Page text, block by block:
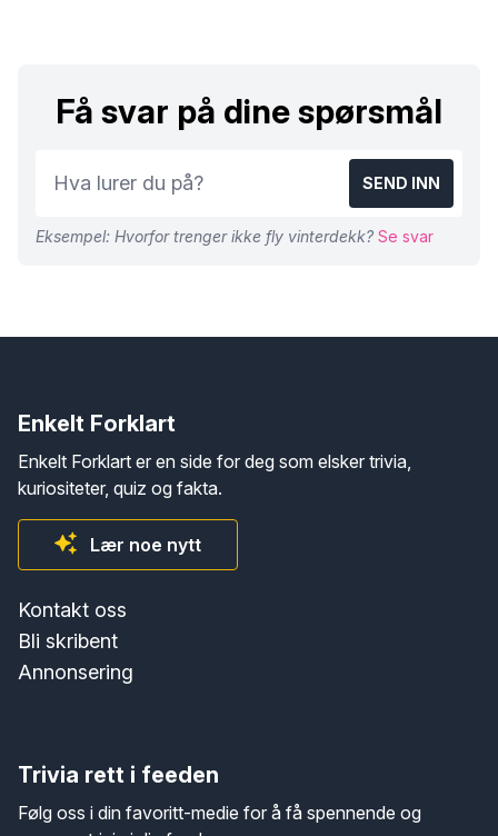
Få svar på dine spørsmål
SEND INN
Eksempel: Hvorfor trenger ikke fly vinterdekk? Se svar
Enkelt Forklart
Enkelt Forklart er en side for deg som elsker trivia,
kuriositeter, quiz og fakta.
Lær noe nytt
Kontakt oss
Bli skribent
Annonsering
Trivia rett i feeden
Følg oss i din favoritt-medie for å få spennende og